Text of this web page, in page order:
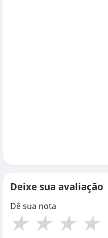
Deixe sua avaliação
Dê sua nota
★ ★ ★ ★